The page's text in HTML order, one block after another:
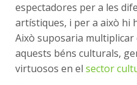
espectadores per a les
artístiques, i per a això hi
Això suposaria
aquests béns culturals,
virtuosos en el sector